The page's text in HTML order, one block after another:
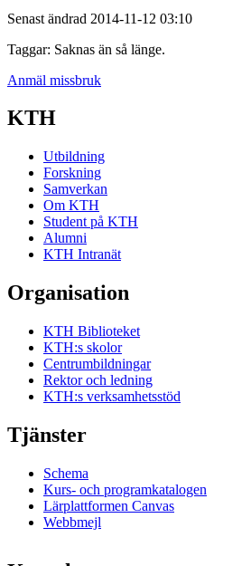
Senast ändrad 2014-11-12 03:10
Taggar: Saknas än så länge.
Anmäl missbruk
KTH
Utbildning
Forskning
Samverkan
Om KTH
Student på KTH
Alumni
KTH Intranät
Organisation
KTH Biblioteket
KTH:s skolor
Centrumbildningar
Rektor och ledning
KTH:s verksamhetsstöd
Tjänster
Schema
Kurs- och programkatalogen
Lärplattformen Canvas
Webbmejl